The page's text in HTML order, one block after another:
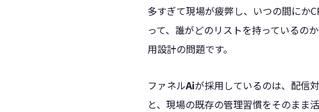
多すぎて現場が疲弊し、いつの間にか
って、誰がどのリストを持っているの
用設計の問題です。
ファネルAiが採用しているのは、配信
と、現場の既存の管理習慣をそのまま